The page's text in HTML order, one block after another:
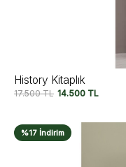
History Kitaplık
17.500TL 14.500 TL
%17 İndirim